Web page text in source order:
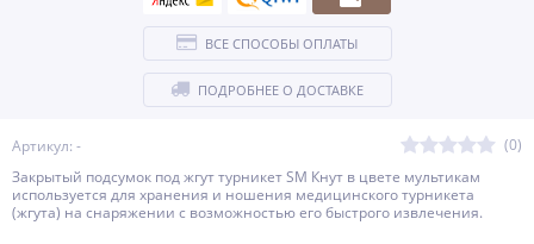
Артикул: -
(0)
Закрытый подсумок под жгут турникет SM Кнут в цвете мультикам
используется для хранения и ношения медицинского турникета
(жгута) на снаряжении с возможностью его быстрого извлечения.
ВСЕ СПОСОБЫ ОПЛАТЫ
ПОДРОБНЕЕ О ДОСТАВКЕ